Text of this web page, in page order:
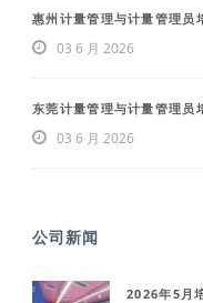
惠州计量管理与计量管理员
03 6 月 2026
东莞计量管理与计量管理员
03 6 月 2026
公司新闻
2026年5月